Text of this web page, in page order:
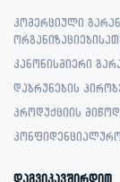
კომერციული
კანონისმიერი
დაბრუნების
პროდუქციის